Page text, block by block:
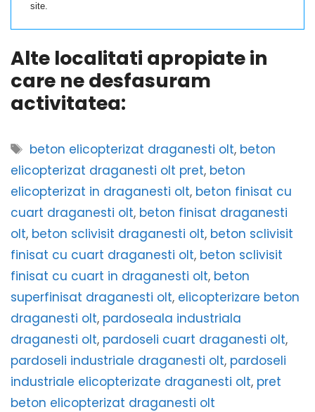
site.
Alte localitati apropiate in
care ne desfasuram
activitatea:
Etichete
beton elicopterizat draganesti olt, beton
elicopterizat draganesti olt pret, beton
elicopterizat in draganesti olt, beton finisat cu
cuart draganesti olt, beton finisat draganesti
olt, beton sclivisit draganesti olt, beton sclivisit
finisat cu cuart draganesti olt, beton sclivisit
finisat cu cuart in draganesti olt, beton
superfinisat draganesti olt, elicopterizare beton
draganesti olt, pardoseala industriala
draganesti olt, pardoseli cuart draganesti olt,
pardoseli industriale draganesti olt, pardoseli
industriale elicopterizate draganesti olt, pret
beton elicopterizat draganesti olt